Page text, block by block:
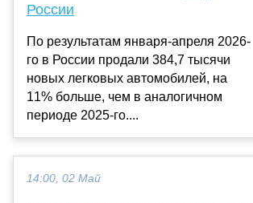
России
По результатам января-апреля 2026-
го в России продали 384,7 тысячи
новых легковых автомобилей, на
11% больше, чем в аналогичном
периоде 2025-го....
14:00, 02 Май